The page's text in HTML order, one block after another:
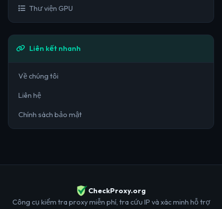
Thư viện GPU
Liên kết nhanh
Về chúng tôi
Liên hệ
Chính sách bảo mật
CheckProxy.org
Công cụ kiểm tra proxy miễn phí, tra cứu IP và xác minh hỗ trợ